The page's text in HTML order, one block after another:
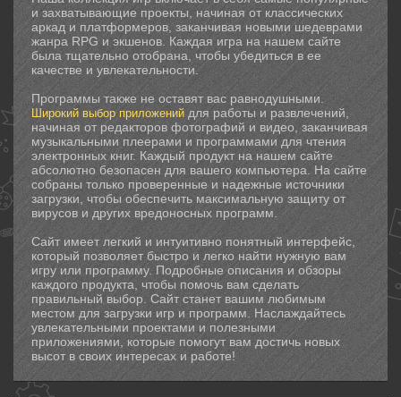
и захватывающие проекты, начиная от классических
аркад и платформеров, заканчивая новыми шедеврами
жанра RPG и экшенов. Каждая игра на нашем сайте
была тщательно отобрана, чтобы убедиться в ее
качестве и увлекательности.
Программы также не оставят вас равнодушными.
Широкий выбор приложений для работы и развлечений,
начиная от редакторов фотографий и видео, заканчивая
музыкальными плеерами и программами для чтения
электронных книг. Каждый продукт на нашем сайте
абсолютно безопасен для вашего компьютера. На сайте
собраны только проверенные и надежные источники
загрузки, чтобы обеспечить максимальную защиту от
вирусов и других вредоносных программ.
Сайт имеет легкий и интуитивно понятный интерфейс,
который позволяет быстро и легко найти нужную вам
игру или программу. Подробные описания и обзоры
каждого продукта, чтобы помочь вам сделать
правильный выбор. Сайт станет вашим любимым
местом для загрузки игр и программ. Наслаждайтесь
увлекательными проектами и полезными
приложениями, которые помогут вам достичь новых
высот в своих интересах и работе!